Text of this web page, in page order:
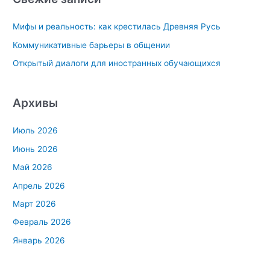
:Мифы и реальность: как крестилась Древняя Русь
Коммуникативные барьеры в общении
Открытый диалоги для иностранных обучающихся
Архивы
Июль 2026
Июнь 2026
Май 2026
Апрель 2026
Март 2026
Февраль 2026
Январь 2026